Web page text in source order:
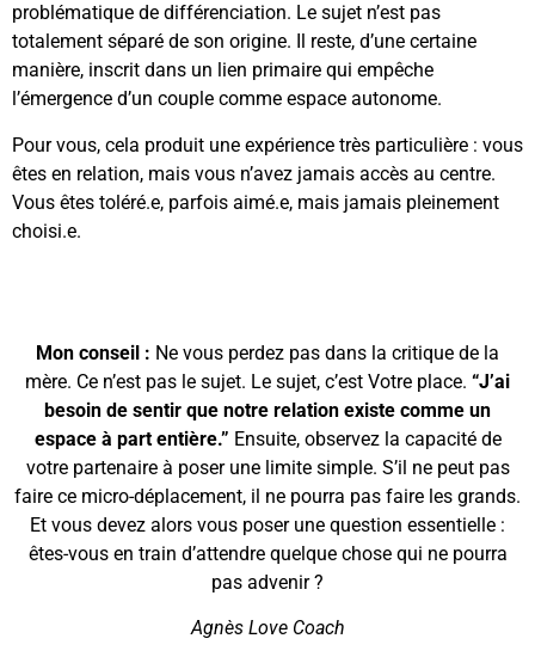
problématique de différenciation. Le sujet n’est pas
totalement séparé de son origine. Il reste, d’une certaine
manière, inscrit dans un lien primaire qui empêche
l’émergence d’un couple comme espace autonome.
Pour vous, cela produit une expérience très particulière : vous
êtes en relation, mais vous n’avez jamais accès au centre.
Vous êtes toléré.e, parfois aimé.e, mais jamais pleinement
choisi.e.
Mon conseil : Ne vous perdez pas dans la critique de la
mère. Ce n’est pas le sujet. Le sujet, c’est Votre place. “J’ai
besoin de sentir que notre relation existe comme un
espace à part entière.” Ensuite, observez la capacité de
votre partenaire à poser une limite simple. S’il ne peut pas
faire ce micro-déplacement, il ne pourra pas faire les grands.
Et vous devez alors vous poser une question essentielle :
êtes-vous en train d’attendre quelque chose qui ne pourra
pas advenir ?
Agnès Love Coach